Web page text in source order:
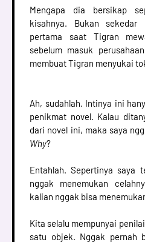
Mengapa dia bersikap
kisahnya. Bukan sekedar
pertama saat Tigran
sebelum masuk
membuat Tigran menyukai
Ah, sudahlah. Intinya ini
penikmat novel. Kalau
dari novel ini, maka saya
Why?
Entahlah. Sepertinya saya
nggak menemukan
kalian nggak bisa
Kita selalu mempunyai
satu objek. Nggak pernah